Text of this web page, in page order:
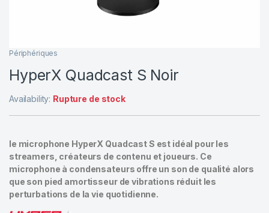
Périphériques
HyperX Quadcast S Noir
Availability: Rupture de stock
le microphone HyperX Quadcast S est idéal pour les
streamers, créateurs de contenu et joueurs. Ce
microphone à condensateurs offre un son de qualité alors
que son pied amortisseur de vibrations réduit les
perturbations de la vie quotidienne.